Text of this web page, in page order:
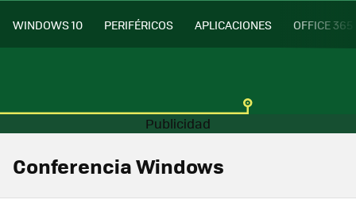
WINDOWS 10 PERIFÉRICOS APLICACIONES OFFICE 365
Conferencia Windows